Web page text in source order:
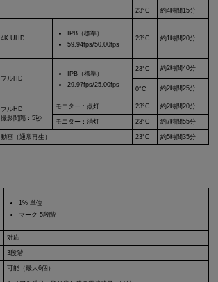
23°C 約4時間15分
4K UHD
IPB（標準）
59.94fps/50.00fps
23°C 約1時間20分
フルHD
IPB（標準）
29.97fps/25.00fps
23°C 約2時間40分
0°C 約2時間25分
フルHD
撮影間隔：5秒
モニター：点灯 23°C 約2時間20分
モニター：消灯 23°C 約7時間55分
動画（通常再生） 23°C 約5時間35分
1% 単位
マーク 5段階
対応
3段階
可能（最大6個）